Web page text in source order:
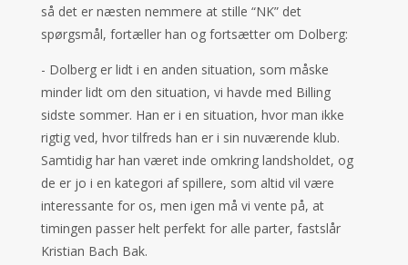
så det er næsten nemmere at stille “NK” det
spørgsmål, fortæller han og fortsætter om Dolberg:
- Dolberg er lidt i en anden situation, som måske
minder lidt om den situation, vi havde med Billing
sidste sommer. Han er i en situation, hvor man ikke
rigtig ved, hvor tilfreds han er i sin nuværende klub.
Samtidig har han været inde omkring landsholdet, og
de er jo i en kategori af spillere, som altid vil være
interessante for os, men igen må vi vente på, at
timingen passer helt perfekt for alle parter, fastslår
Kristian Bach Bak.